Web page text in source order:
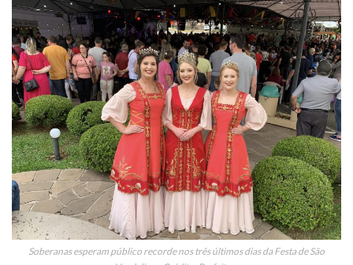
Soberanas esperam público recorde nos três últimos dias da Festa de São